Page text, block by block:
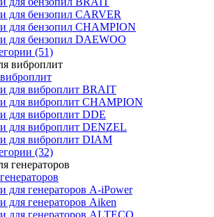
для бензопил CARVER
для бензопил CHAMPION
для бензопил DAEWOO
(51)
для виброплит BRAIT
для виброплит CHAMPION
для виброплит DDE
для виброплит DENZEL
для виброплит DIAM
(32)
для генераторов A-iPower
для генераторов Aiken
для генераторов ALTECO